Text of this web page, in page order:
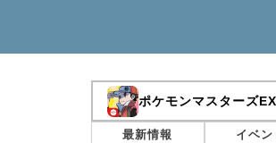
ポケモンマスターズ
最新情報 イベン